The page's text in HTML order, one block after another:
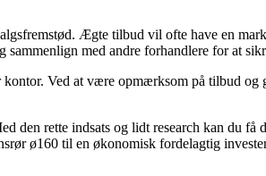
Ægte tilbud vil ofte have en
med andre forhandlere for at
Ved at være opmærksom på tilbud og
den rette indsats og lidt research kan du få
ø160 til en økonomisk fordelagtig